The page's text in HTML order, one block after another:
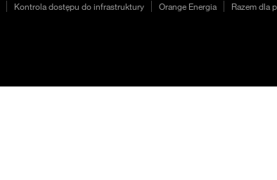
Kontrola dostępu do infrastruktury Orange Energia Razem dla